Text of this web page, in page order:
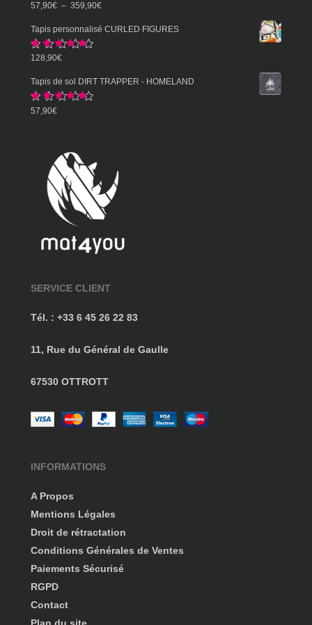
Note 5.00
sur 5
57,90€ – 359,90€Plage
à
Tapis personnalisé CURLED FIGURES
Note
sur 5
128,90€
Tapis de sol DIRT TRAPPER - HOMELAND
Note
sur 5
57,90€
SERVICE CLIENT
Tél. : +33 6 45 26 22 83
11, Rue du Général de Gaulle
67530 OTTROTT
INFORMATIONS
A Propos
Mentions Légales
Droit de rétractation
Conditions Générales de Ventes
Paiements Sécurisé
RGPD
Contact